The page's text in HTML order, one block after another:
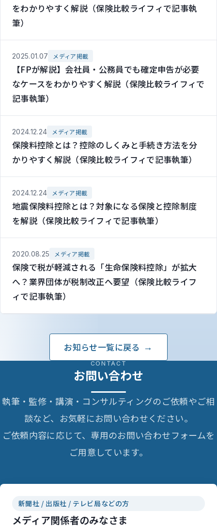
をわかりやすく解説（保険比較ライフィで記事執
筆）
2025.01.07 メディア掲載
【FPが解説】会社員・公務員でも確定申告が必要
なケースをわかりやすく解説（保険比較ライフィで
記事執筆）
2024.12.24 メディア掲載
保険料控除とは？控除のしくみと手続き方法を分
かりやすく解説（保険比較ライフィで記事執筆）
2024.12.24 メディア掲載
地震保険料控除とは？対象になる保険と控除制度
を解説（保険比較ライフィで記事執筆）
2020.08.25 メディア掲載
保険で税が軽減される「生命保険料控除」が拡大
へ？業界団体が税制改正へ要望（保険比較ライフ
ィで記事執筆）
お知らせ一覧に戻る
CONTACT
お問い合わせ
執筆・監修・講演・コンサルティングのご依頼やご相
談など、お気軽にお問い合わせください。
ご依頼内容に応じて、専用のお問い合わせフォームを
ご用意しています。
新聞社 / 出版社 / テレビ局などの方
メディア関係者のみなさま